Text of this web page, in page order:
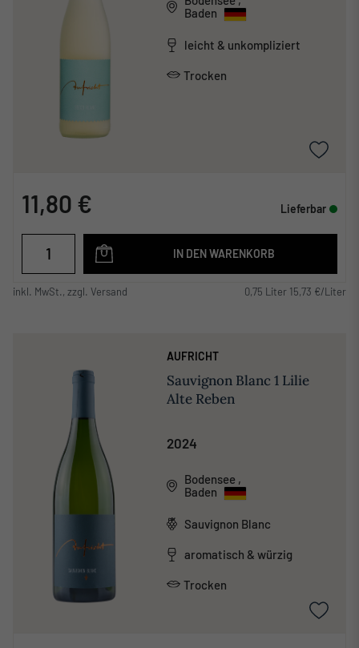
Baden
leicht & unkompliziert
Trocken
11,80 € Lieferbar
IN DEN WARENKORB
inkl. MwSt., zzgl. Versand 0,75 Liter 15,73 €/Liter
AUFRICHT
Sauvignon Blanc 1 Lilie
Alte Reben
2024
Bodensee ,
Baden
Sauvignon Blanc
aromatisch & würzig
Trocken